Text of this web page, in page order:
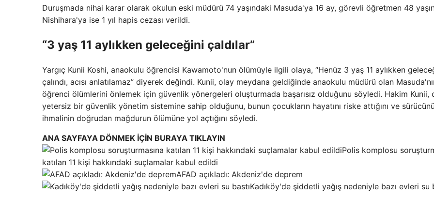
Duruşmada nihai karar olarak okulun eski müdürü 74 yaşındaki Masuda'ya 16 ay, görevli öğretmen 48
Nishihara'ya ise 1 yıl hapis cezası verildi.
“3 yaş 11 aylıkken geleceğini çaldılar”
Yargıç Kunii Koshi, anaokulu öğrencisi Kawamoto'nun ölümüyle ilgili olaya, “Henüz 3 yaş 11 aylıkken
çalındı, acısı anlatılamaz” diyerek değindi. Kunii, olay meydana geldiğinde anaokulu müdürü olan
öğrenci ölümlerini önlemek için güvenlik yönergeleri oluşturmada başarısız olduğunu söyledi. Hakim Kunii,
yetersiz bir güvenlik yönetim sistemine sahip olduğunu, bunun çocukların hayatını riske attığını ve
ihmalinin doğrudan mağdurun ölümüne yol açtığını söyledi.
ANA SAYFAYA DÖNMEK İÇİN BURAYA TIKLAYIN
Polis komplosu
katılan 11 kişi hakkındaki suçlamalar kabul edildi
AFAD açıkladı: Akdeniz'de deprem
Kadıköy'de şiddetli yağış nedeniyle bazı evleri su